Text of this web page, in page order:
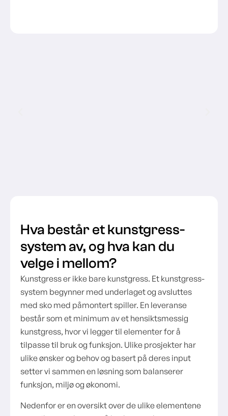
Hva består et kunstgress-
system av, og hva kan du
velge i mellom?
Kunstgress er ikke bare kunstgress. Et kunstgress-
system begynner med underlaget og avsluttes
med sko med påmontert spiller. En leveranse
består som et minimum av et hensiktsmessig
kunstgress, hvor vi legger til elementer for å
tilpasse til bruk og funksjon. Ulike prosjekter har
ulike ønsker og behov og basert på deres input
setter vi sammen en løsning som balanserer
funksjon, miljø og økonomi.
Nedenfor er en oversikt over de ulike elementene